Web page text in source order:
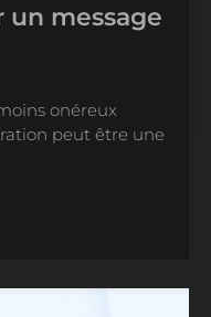
message
onéreux
peut être une